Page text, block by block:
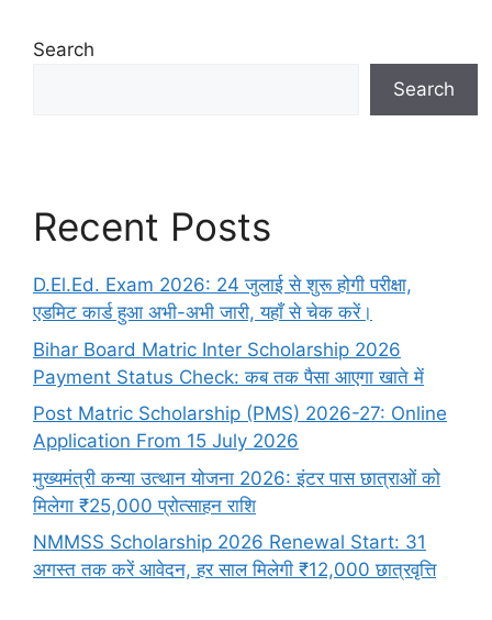
Search
Search
Recent Posts
D.El.Ed. Exam 2026: 24 जुलाई से शुरू होगी परीक्षा,
एडमिट कार्ड हुआ अभी-अभी जारी, यहाँ से चेक करें।
Bihar Board Matric Inter Scholarship 2026
Payment Status Check: कब तक पैसा आएगा खाते में
Post Matric Scholarship (PMS) 2026-27: Online
Application From 15 July 2026
मुख्यमंत्री कन्या उत्थान योजना 2026: इंटर पास छात्राओं को
मिलेगा ₹25,000 प्रोत्साहन राशि
NMMSS Scholarship 2026 Renewal Start: 31
अगस्त तक करें आवेदन, हर साल मिलेगी ₹12,000 छात्रवृत्ति